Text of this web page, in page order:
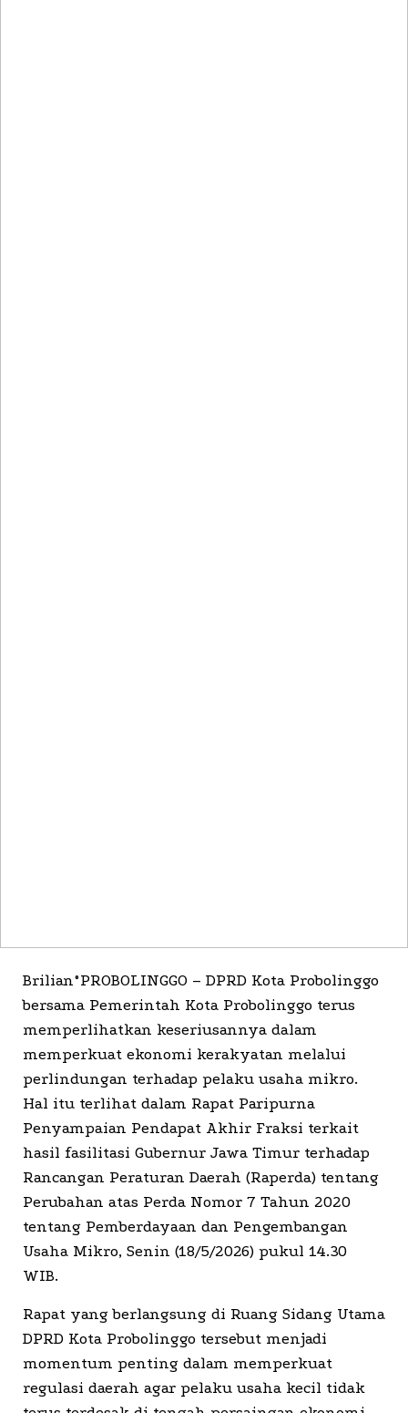
Brilian°PROBOLINGGO – DPRD Kota Probolinggo
bersama Pemerintah Kota Probolinggo terus
memperlihatkan keseriusannya dalam
memperkuat ekonomi kerakyatan melalui
perlindungan terhadap pelaku usaha mikro.
Hal itu terlihat dalam Rapat Paripurna
Penyampaian Pendapat Akhir Fraksi terkait
hasil fasilitasi Gubernur Jawa Timur terhadap
Rancangan Peraturan Daerah (Raperda) tentang
Perubahan atas Perda Nomor 7 Tahun 2020
tentang Pemberdayaan dan Pengembangan
Usaha Mikro, Senin (18/5/2026) pukul 14.30
WIB.
Rapat yang berlangsung di Ruang Sidang Utama
DPRD Kota Probolinggo tersebut menjadi
momentum penting dalam memperkuat
regulasi daerah agar pelaku usaha kecil tidak